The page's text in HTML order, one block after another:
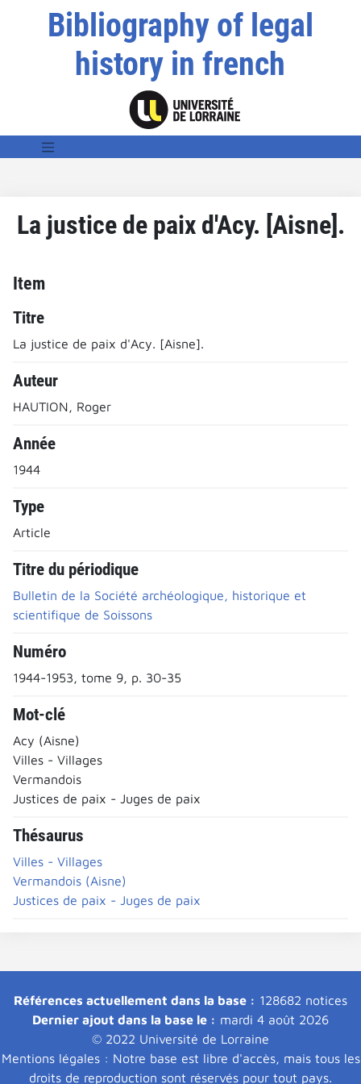
Bibliography of legal
history in french
La justice de paix d'Acy. [Aisne].
Item
Titre
La justice de paix d'Acy. [Aisne].
Auteur
HAUTION, Roger
Année
1944
Type
Article
Titre du périodique
Bulletin de la Société archéologique, historique et
scientifique de Soissons
Numéro
1944-1953, tome 9, p. 30-35
Mot-clé
Acy (Aisne)
Villes - Villages
Vermandois
Justices de paix - Juges de paix
Thésaurus
Villes - Villages
Vermandois (Aisne)
Justices de paix - Juges de paix
Références actuellement dans la base : 128682 notices
Dernier ajout dans la base le : mardi 4 août 2026
© 2022 Université de Lorraine
Mentions légales : Notre base est libre d'accès, mais tous les
droits de reproduction sont réservés pour tout pays.